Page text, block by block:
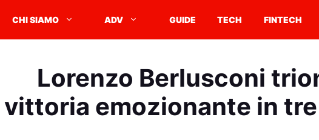
CHI SIAMO ADV GUIDE TECH FINTECH
Lorenzo Berlusconi
vittoria emozionante in